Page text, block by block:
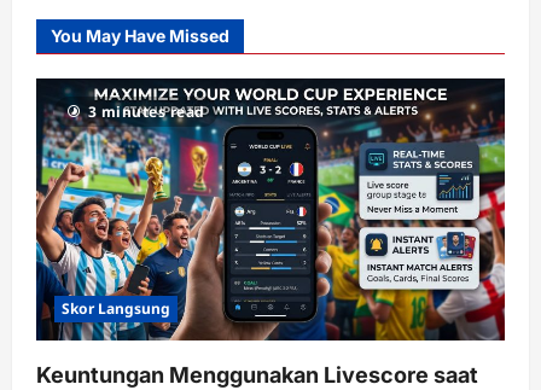
Slot
Gacor
RTP
terupdate
You May Have Missed
3 minutes read
Skor Langsung
Keuntungan Menggunakan Livescore saat